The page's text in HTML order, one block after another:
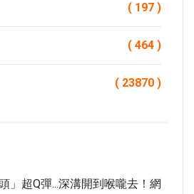
( 197 )
( 464 )
( 23870 )
」超Q彈...深溝開到喉嚨去！網